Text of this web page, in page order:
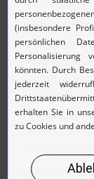
einer
Ursachen
Einfache
sofort,
schon in
Rechnern
Integriertes
Erhaltene
Die